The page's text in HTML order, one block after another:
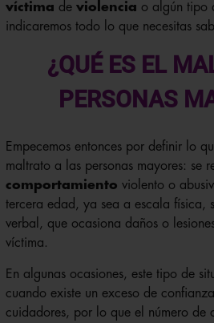
víctima de violencia o algún tipo
indicaremos todo lo que necesitas
¿QUÉ ES EL
PERSONAS
Empecemos entonces por definir lo
maltrato a las personas mayores: se
comportamiento violento o
tercera edad, ya sea a escala física,
verbal, que ocasiona daños o
víctima.
En algunas ocasiones, este tipo de
cuando existe un exceso de
cuidadores, por lo que el número de